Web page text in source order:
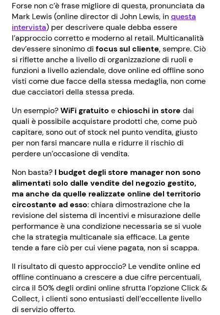
Forse non c’è frase migliore di questa, pronunciata da
Mark Lewis (online director di John Lewis, inquesta
intervista) per descrivere quale debba essere
l’approccio corretto e moderno al retail. Multicanalità
dev’essere sinonimo di focus sul cliente, sempre. Ciò
si riflette anche a livello di organizzazione di ruoli e
funzioni a livello aziendale, dove online ed offline sono
visti come due facce della stessa medaglia, non come
due cacciatori della stessa preda.
Un esempio?WiFi gratuito echioschi in store dai
quali è possibile acquistare prodotti che, come può
capitare, sono out of stock nel punto vendita, giusto
per non farsi mancare nulla e ridurre il rischio di
perdere un’occasione di vendita.
Non basta? I budget degli store manager non sono
alimentati solo dalle vendite del negozio gestito,
ma anche da quelle realizzate online del territorio
circostante ad esso: chiara dimostrazione che la
revisione del sistema di incentivi e misurazione delle
performance è una condizione necessaria se si vuole
che la strategia multicanale sia efficace. La gente
tende a fare ciò per cui viene pagata, non si scappa.
Il risultato di questo approccio? Le vendite online ed
offline continuano a crescere a due cifre percentuali,
circa il 50% degli ordini online sfrutta l’opzione Click &
Collect, i clienti sono entusiasti dell’eccellente livello
di servizio offerto.